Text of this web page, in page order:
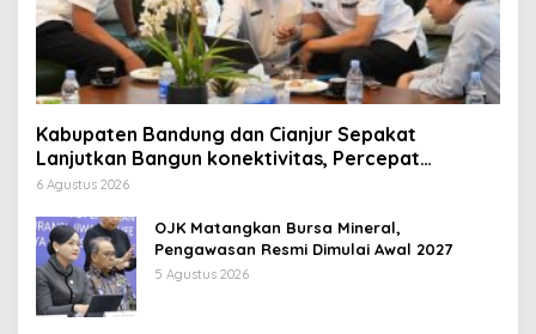
Kabupaten Bandung dan Cianjur Sepakat
Lanjutkan Bangun konektivitas, Percepat
Pertumbuhan Ekonomi Daerah
6 Agustus 2026
OJK Matangkan Bursa Mineral,
Pengawasan Resmi Dimulai Awal 2027
5 Agustus 2026